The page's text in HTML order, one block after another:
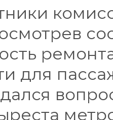
для